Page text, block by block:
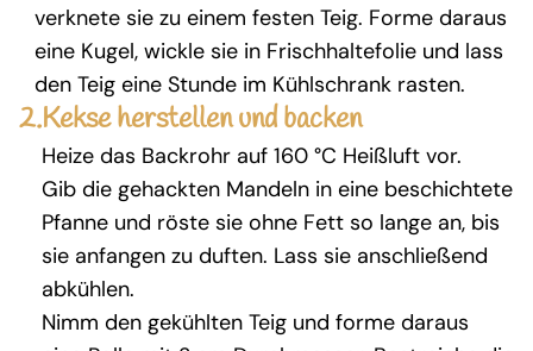
verknete sie zu einem festen Teig. Forme daraus
eine Kugel, wickle sie in Frischhaltefolie und lass
den Teig eine Stunde im Kühlschrank rasten.
2.Kekse herstellen und backen
Heize das Backrohr auf 160 °C Heißluft vor.
Gib die gehackten Mandeln in eine beschichtete
Pfanne und röste sie ohne Fett so lange an, bis
sie anfangen zu duften. Lass sie anschließend
abkühlen.
Nimm den gekühlten Teig und forme daraus